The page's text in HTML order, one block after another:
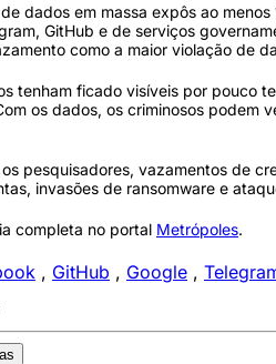
dados em massa expôs ao
GitHub e de serviços
como a maior violação de
tenham ficado visíveis por pouco
os dados, os criminosos
pesquisadores, vazamentos de
invasões de ransomware e
completa no portal Metrópoles.
, GitHub , Google ,